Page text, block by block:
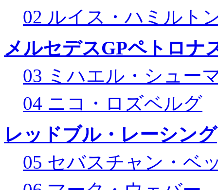
02 ルイス・ハミルト
メルセデスGPペトロナ
03 ミハエル・シュー
04 ニコ・ロズベルグ
レッドブル・レーシング
05 セバスチャン・ベ